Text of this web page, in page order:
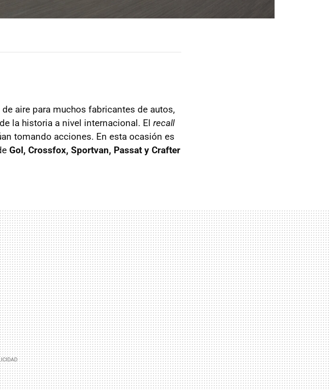
aire para muchos fabricantes de autos,
la historia a nivel internacional. El recall
tomando acciones. En esta ocasión es
Gol, Crossfox, Sportvan, Passat y Crafter